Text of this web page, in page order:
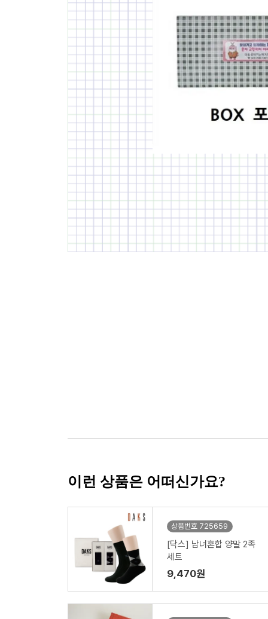
이런 상품은 어떠신가요?
상품번호 725659
[닥스] 남녀혼합 양말 2족
세트
9,470원